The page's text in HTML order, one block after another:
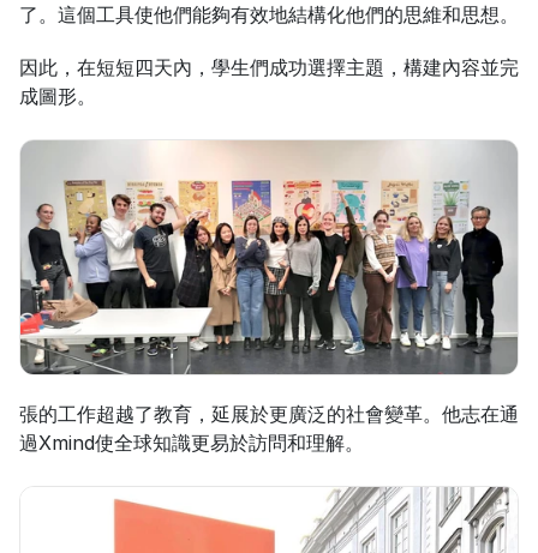
了。這個工具使他們能夠有效地結構化他們的思維和思想。
因此，在短短四天內，學生們成功選擇主題，構建內容並完
成圖形。
張的工作超越了教育，延展於更廣泛的社會變革。他志在通
過Xmind使全球知識更易於訪問和理解。